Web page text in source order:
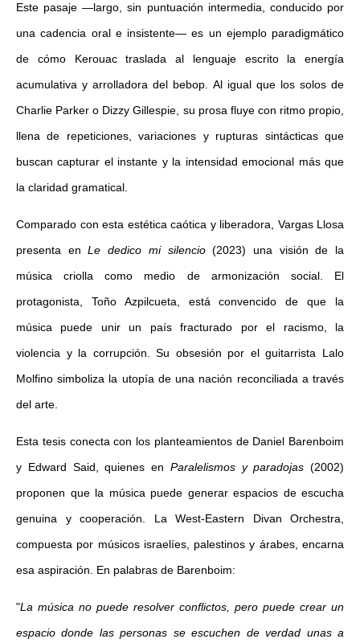
Este pasaje —largo, sin puntuación intermedia, conducido por
una cadencia oral e insistente— es un ejemplo paradigmático
de cómo Kerouac traslada al lenguaje escrito la energía
acumulativa y arrolladora del bebop. Al igual que los solos de
Charlie Parker o Dizzy Gillespie, su prosa fluye con ritmo propio,
llena de repeticiones, variaciones y rupturas sintácticas que
buscan capturar el instante y la intensidad emocional más que
la claridad gramatical.
Comparado con esta estética caótica y liberadora, Vargas Llosa
presenta enLe dedico mi silencio(2023) una visión de la
música criolla como medio de armonización social. El
protagonista, Toño Azpilcueta, está convencido de que la
música puede unir un país fracturado por el racismo, la
violencia y la corrupción. Su obsesión por el guitarrista Lalo
Molfino simboliza la utopía de una nación reconciliada a través
del arte.
Esta tesis conecta con los planteamientos de Daniel Barenboim
y Edward Said, quienes en Paralelismos y paradojas (2002)
proponen que la música puede generar espacios de escucha
genuina y cooperación. La West-Eastern Divan Orchestra,
compuesta por músicos israelíes, palestinos y árabes, encarna
esa aspiración. En palabras de Barenboim:
"La música no puede resolver conflictos, pero puede crear un
espacio donde las personas se escuchen de verdad unas a